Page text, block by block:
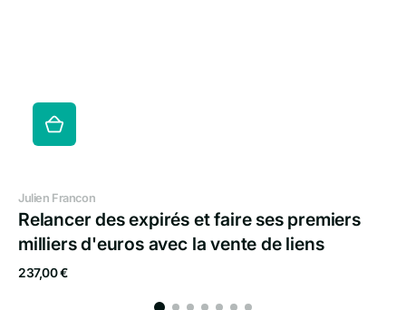
Distributeur :
Julien Francon
Relancer des expirés et faire ses premiers
milliers d'euros avec la vente de liens
Prix
237,00 €